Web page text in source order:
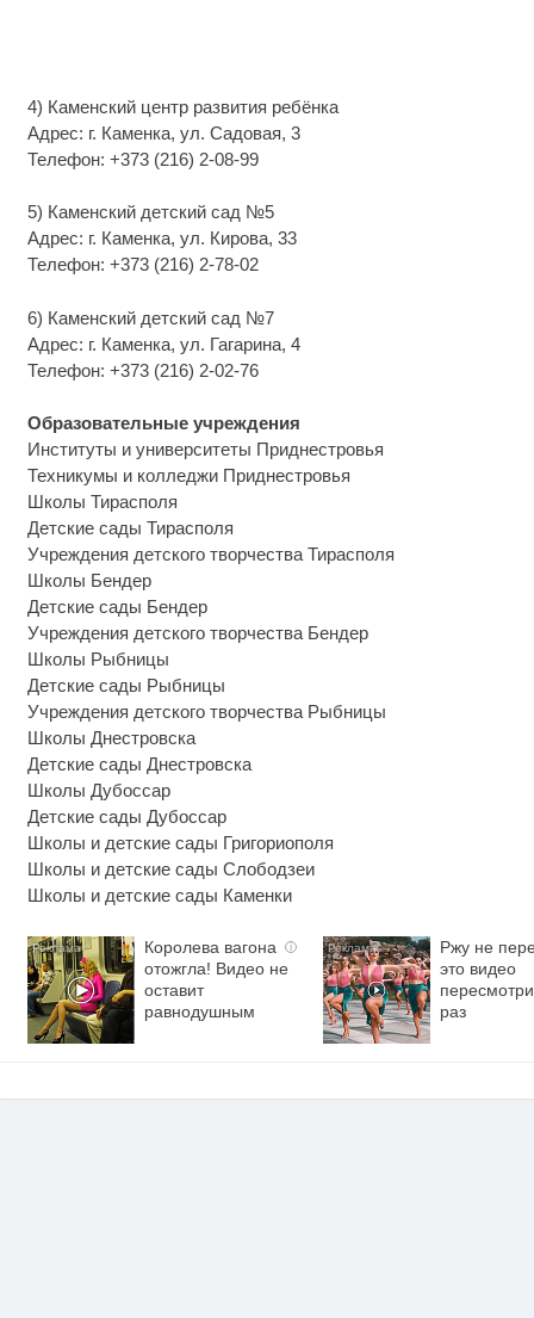
4) Каменский центр развития ребёнка
Адрес: г. Каменка, ул. Садовая, 3
Телефон: +373 (216) 2-08-99
5) Каменский детский сад №5
Адрес: г. Каменка, ул. Кирова, 33
Телефон: +373 (216) 2-78-02
6) Каменский детский сад №7
Адрес: г. Каменка, ул. Гагарина, 4
Телефон: +373 (216) 2-02-76
Образовательные учреждения
Институты и университеты Приднестровья
Техникумы и колледжи Приднестровья
Школы Тирасполя
Детские сады Тирасполя
Учреждения детского творчества Тирасполя
Школы Бендер
Детские сады Бендер
Учреждения детского творчества Бендер
Школы Рыбницы
Детские сады Рыбницы
Учреждения детского творчества Рыбницы
Школы Днестровска
Детские сады Днестровска
Школы Дубоссар
Детские сады Дубоссар
Школы и детские сады Григориополя
Школы и детские сады Слободзеи
Школы и детские сады Каменки
i
Королева вагона
отожгла! Видео не
оставит
равнодушным
Ржу не
это видео
раз